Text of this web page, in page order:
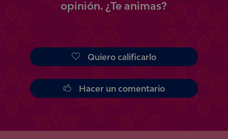
opinión. ¿Te animas?
Quiero calificarlo
Hacer un comentario